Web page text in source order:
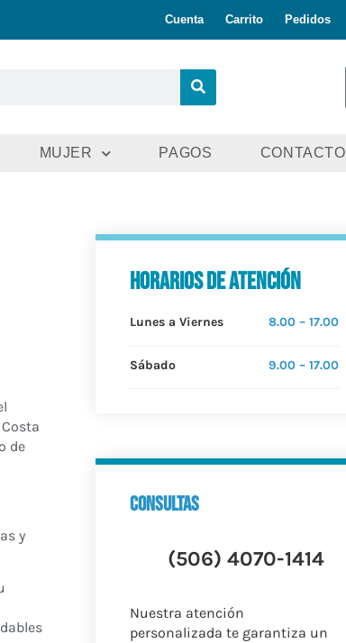
Cuenta Carrito Pedidos
MUJER PAGOS CONTACTO
de
y
horarios de atención
Lunes a Viernes 8.00 – 17.00
Sábado 9.00 – 17.00
consultas
(506) 4070-1414
Nuestra atención
personalizada te garantiza un